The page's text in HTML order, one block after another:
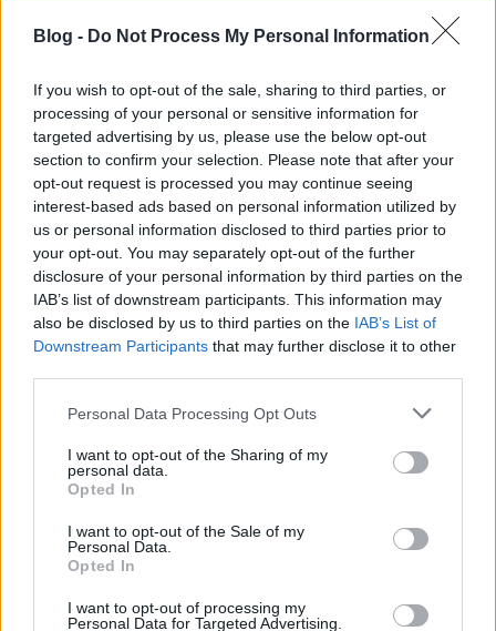
Blog - Do Not Process My Personal Information
If you wish to opt-out of the sale, sharing to third parties, or
processing of your personal or sensitive information for
targeted advertising by us, please use the below opt-out
section to confirm your selection. Please note that after your
opt-out request is processed you may continue seeing
interest-based ads based on personal information utilized by
us or personal information disclosed to third parties prior to
your opt-out. You may separately opt-out of the further
disclosure of your personal information by third parties on the
IAB’s list of downstream participants. This information may
also be disclosed by us to third parties on the IAB’s List of
Downstream Participants that may further disclose it to other
Please note that this website/app uses one or more Google
not limited to your visit or usage behaviour. You may click to
grant or deny consent to Google and its third-party tags to
use your data for below specified purposes in below Google
consent section.
Personal Data Processing Opt Outs
I want to opt-out of the Sharing of my
personal data.
Opted In
I want to opt-out of the Sale of my
Personal Data.
Opted In
I want to opt-out of processing my
Personal Data for Targeted Advertising.
Ez a törekvés tetten érhető az EU-ban is. Itt is egyre
nagyobb figyelmet kapnak a hagyományos
amelyek sokat elárulnak egy adott társadalom
jólétéről, életminőségéről, szubjektív
készített az EU ügynöksége, az Eurofound már 3